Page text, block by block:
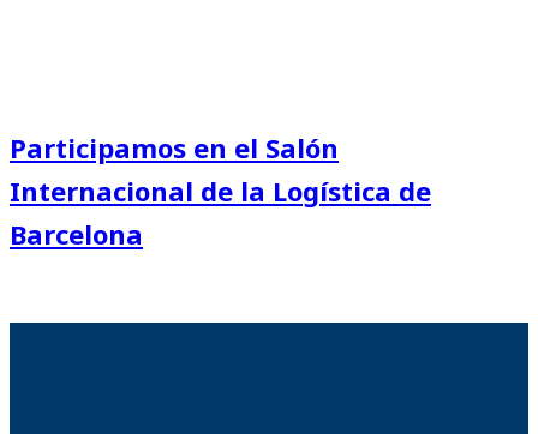
Participamos en el Salón
Internacional de la Logística de
Barcelona